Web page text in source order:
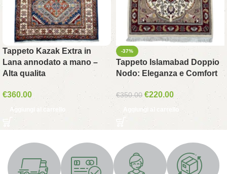
Tappeto Kazak Extra in
Lana annodato a mano –
Alta qualita
€360.00
Aggiungi al carrello
-37%
Tappeto Islamabad Doppio
Nodo: Eleganza e Comfort
€350.00 €220.00
Aggiungi al carrello